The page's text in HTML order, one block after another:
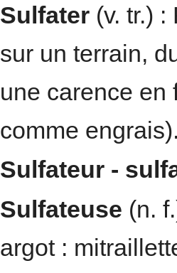
Sulfater (v. tr.)
sur un terrain,
une carence en
comme
Sulfateur -
Sulfateuse (n.
argot :